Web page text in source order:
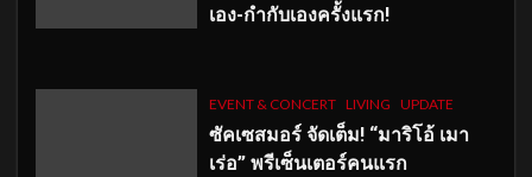
เอง-กำกับเองครั้งแรก!
EVENT & CONCERT LIVING UPDATE
ซัคเซสมอร์ จัดเต็ม! “มาริโอ้ เมา
เร่อ” พรีเซ็นเตอร์คนแรก